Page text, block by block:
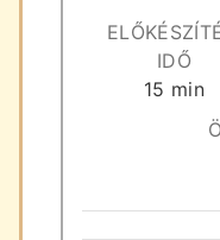
IDŐ
15 perc
min